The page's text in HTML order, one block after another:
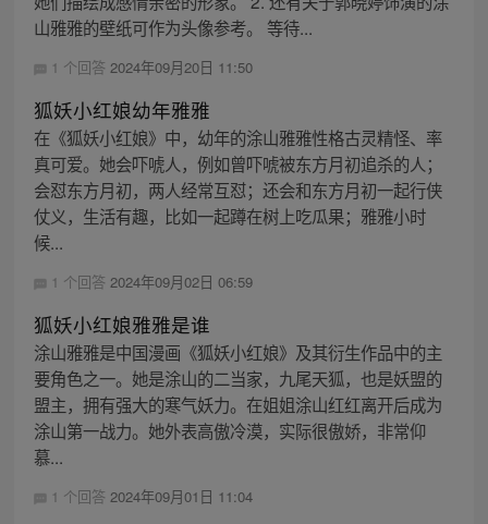
山雅雅的壁纸可作为头像参考。 等待...
1 个回答 2024年09月20日 11:50
狐妖小红娘幼年雅雅
在《狐妖小红娘》中，幼年的涂山雅雅性格古灵精怪、率
真可爱。她会吓唬人，例如曾吓唬被东方月初追杀的人；
会怼东方月初，两人经常互怼；还会和东方月初一起行侠
仗义，生活有趣，比如一起蹲在树上吃瓜果；雅雅小时
候...
1 个回答 2024年09月02日 06:59
狐妖小红娘雅雅是谁
涂山雅雅是中国漫画《狐妖小红娘》及其衍生作品中的主
要角色之一。她是涂山的二当家，九尾天狐，也是妖盟的
盟主，拥有强大的寒气妖力。在姐姐涂山红红离开后成为
涂山第一战力。她外表高傲冷漠，实际很傲娇，非常仰
慕...
1 个回答 2024年09月01日 11:04